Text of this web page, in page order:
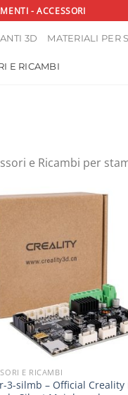
- ACCESSORI
3D MATERIALI PER
E RICAMBI
e Ricambi per
E RICAMBI
3-silmb – Official Creality